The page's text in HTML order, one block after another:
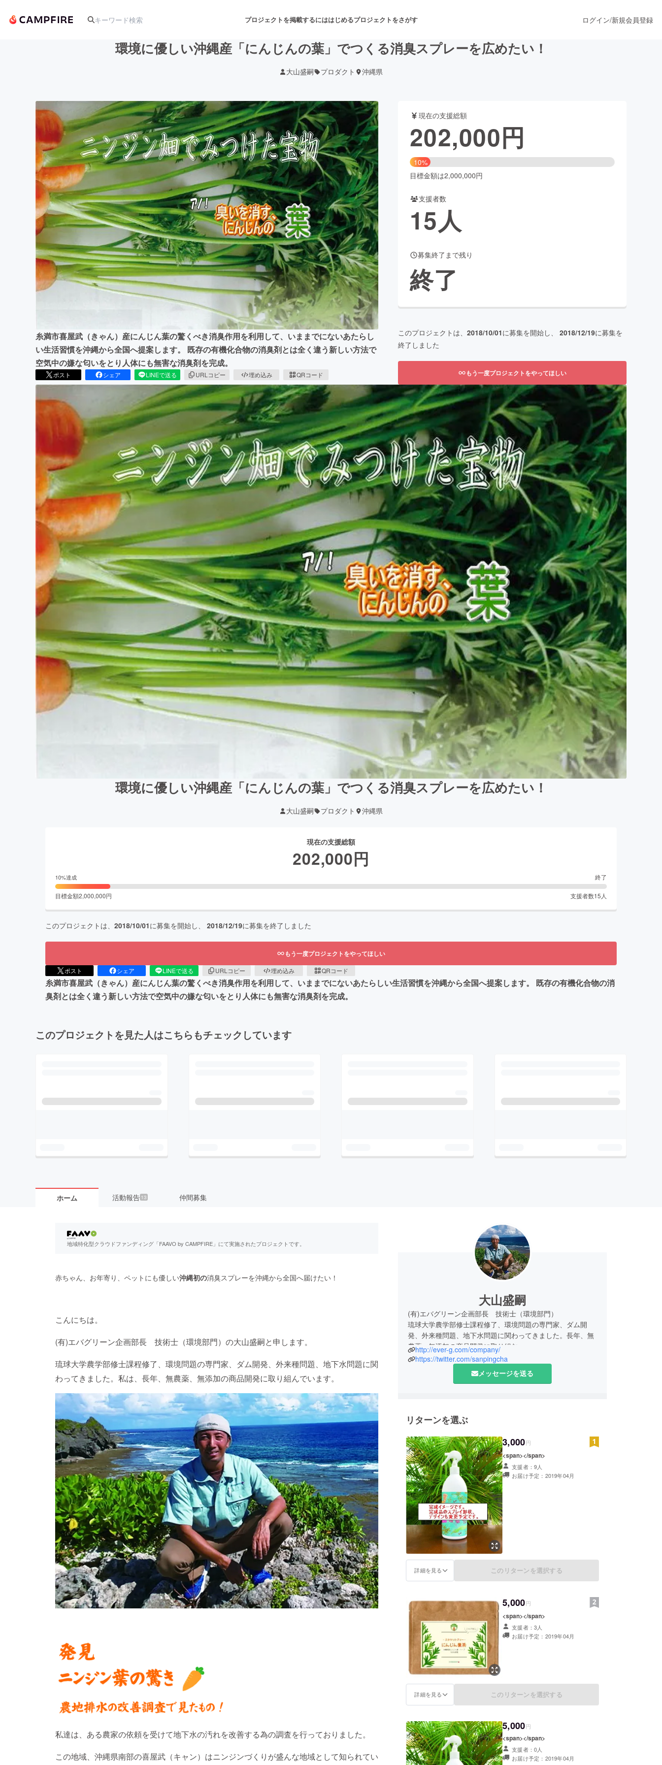
プロジェクトを掲載するにははじめるプロジェクトをさがす
アート・写真 音楽 舞台・パフォーマンス
テクノロジー・ガジェット ゲーム・サービス開発 フード・飲食店 ファッション
映像・映画 書籍・雑誌出版 アニメ・漫画
ビジネス・起業 チャレンジ ビューティー・ヘルスケア
まちづくり・地域活性化
CAMPFIRE for Social GoodCAMPFIRE Creation
CAMPFIREふるさと納税machi-yaコミュニティ
ログイン/新規会員登録
環境に優しい沖縄産「にんじんの葉」でつくる消臭スプレーを広めたい！
大山盛嗣 プロダクト 沖縄県
糸満市喜屋武（きゃん）産にんじん葉の驚くべき消臭作用を利用して、いままでにないあたらし
い生活習慣を沖縄から全国へ提案します。 既存の有機化合物の消臭剤とは全く違う新しい方法で
空気中の嫌な匂いをとり人体にも無害な消臭剤を完成。
ポスト シェア LINEで送る URLコピー 埋め込み QRコード
現在の支援総額
202,000円
10%
目標金額は2,000,000円
支援者数
15人
募集終了まで残り
終了
このプロジェクトは、 2018/10/01に募集を開始し、 2018/12/19に募集を
終了しました
もう一度プロジェクトをやってほしい
環境に優しい沖縄産「にんじんの葉」でつくる消臭スプレーを広めたい！
大山盛嗣 プロダクト 沖縄県
現在の支援総額
202,000円
10%達成 終了
目標金額2,000,000円 支援者数15 人
このプロジェクトは、 2018/10/01に募集を開始し、 2018/12/19に募集を終了しました
もう一度プロジェクトをやってほしい
ポスト シェア LINEで送る URLコピー 埋め込み QRコード
糸満市喜屋武（きゃん）産にんじん葉の驚くべき消臭作用を利用して、いままでにないあたらしい生活習慣を沖縄から全国へ提案します。 既存の有機化合物の消
臭剤とは全く違う新しい方法で空気中の嫌な匂いをとり人体にも無害な消臭剤を完成。
このプロジェクトを見た人はこちらもチェックしています
ホーム 活動報告 13 仲間募集
地域特化型クラウドファンディング「FAAVO by CAMPFIRE」にて実施されたプロジェクトです。
赤ちゃん、お年寄り、ペットにも優しい沖縄初の消臭スプレーを沖縄から全国へ届けたい！
こんにちは。
(有)エバグリーン企画部長 技術士（環境部門）の大山盛嗣と申します。
琉球大学農学部修士課程修了、環境問題の専門家、ダム開発、外来種問題、地下水問題に関
わってきました。私は、長年、無農薬、無添加の商品開発に取り組んでいます。
私達は、ある農家の依頼を受けて地下水の汚れを改善する為の調査を行っておりました。
この地域、沖縄県南部の喜屋武（キャン）はニンジンづくりが盛んな地域として知られてい
大山盛嗣
(有)エバグリーン企画部長 技術士（環境部門）
琉球大学農学部修士課程修了、環境問題の専門家、ダム開
発、外来種問題、地下水問題に関わってきました。長年、無
農薬、無添加の商品開発に取り組む。
http://ever-g.com/company/
https://twitter.com/sanpingcha
メッセージを送る
リターンを選ぶ
3,000円
<span></span>
支援者：9人
お届け予定：2019年04月
詳細を見る このリターンを選択する
5,000円
<span></span>
支援者：3人
お届け予定：2019年04月
詳細を見る このリターンを選択する
5,000円
<span></span>
支援者：0人
お届け予定：2019年04月